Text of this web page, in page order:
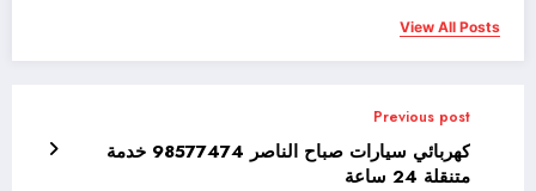
View All Posts
Previous post
كهربائي سيارات صباح الناصر 98577474 خدمة
متنقلة 24 ساعة